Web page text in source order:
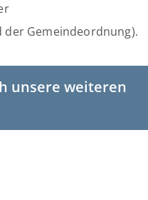
Gemeindeordnung).
unsere weiteren